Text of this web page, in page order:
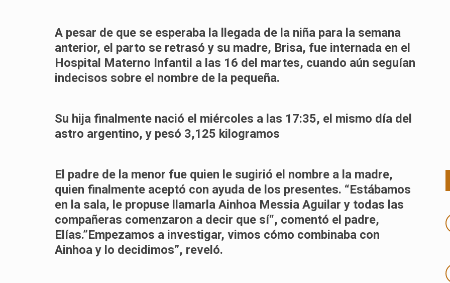
A pesar de que se esperaba la llegada de la niña para la semana
anterior, el parto se retrasó y su madre, Brisa, fue internada en el
Hospital Materno Infantil a las 16 del martes, cuando aún seguían
indecisos sobre el nombre de la pequeña.
Su hija finalmente nació el miércoles a las 17:35, el mismo día del
astro argentino, y pesó 3,125 kilogramos
El padre de la menor fue quien le sugirió el nombre a la madre,
quien finalmente aceptó con ayuda de los presentes. “Estábamos
en la sala, le propuse llamarla Ainhoa Messia Aguilar y todas las
compañeras comenzaron a decir que sí“, comentó el padre,
Elías.”Empezamos a investigar, vimos cómo combinaba con
Ainhoa y lo decidimos”, reveló.